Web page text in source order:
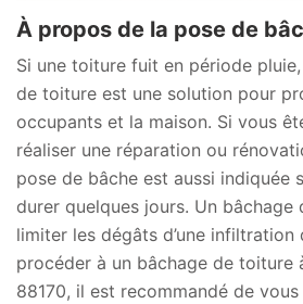
À propos de la pose de
Si une toiture fuit en période
de toiture est une solution pour
occupants et la maison. Si vous
réaliser une réparation ou
pose de bâche est aussi indiquée
durer quelques jours. Un
limiter les dégâts d’une infiltration
procéder à un bâchage de toiture
88170, il est recommandé de